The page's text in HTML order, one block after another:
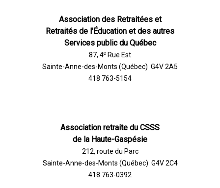
Association des Retraitées et
Retraités de l'Éducation et des autres
Services public du Québec
87, 4e Rue Est
Sainte-Anne-des-Monts (Québec) G4V 2A5
418 763-5154
Association retraite du CSSS
de la Haute-Gaspésie
212, route du Parc
Sainte-Anne-des-Monts (Québec) G4V 2C4
418 763-0392